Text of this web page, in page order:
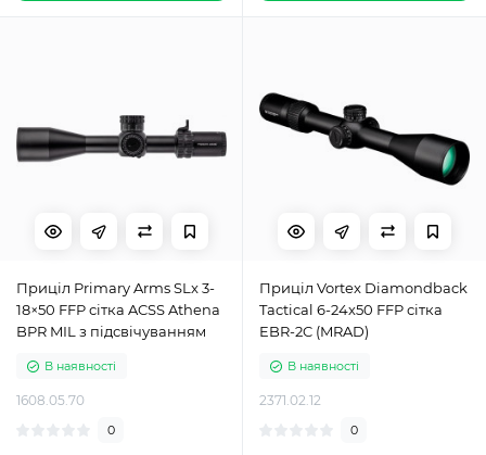
Приціл Primary Arms SLx 3-
18×50 FFP сітка ACSS Athena
BPR MIL з підсвічуванням
В наявності
1608.05.70
0
Приціл Vortex Diamondback
Tactical 6-24х50 FFP сітка
EBR-2C (MRAD)
В наявності
2371.02.12
0